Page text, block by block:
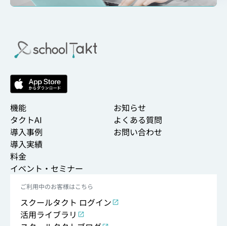
機能
タクトAI
導入事例
導入実績
料金
イベント・セミナー
お知らせ
よくある質問
お問い合わせ
ご利用中のお客様はこちら
スクールタクト ログイン
活用ライブラリ